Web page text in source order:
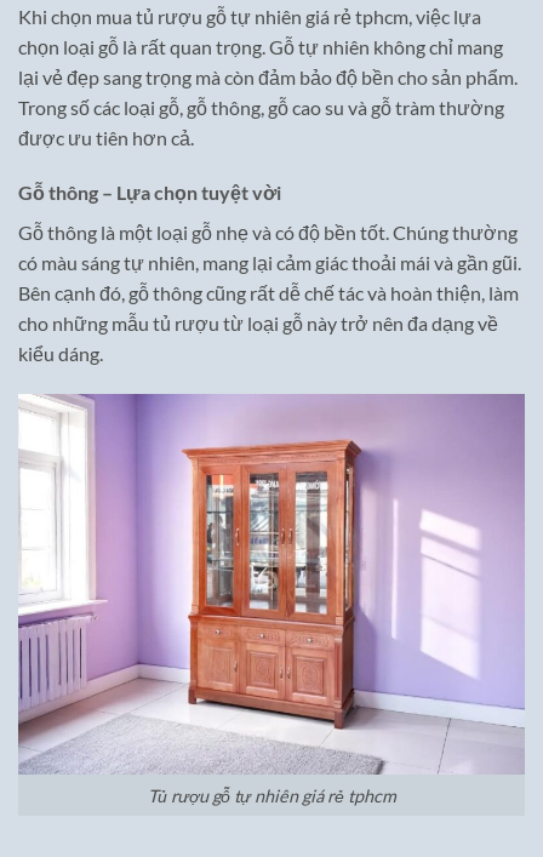
Khi chọn mua tủ rượu gỗ tự nhiên giá rẻ tphcm, việc lựa
chọn loại gỗ là rất quan trọng. Gỗ tự nhiên không chỉ mang
lại vẻ đẹp sang trọng mà còn đảm bảo độ bền cho sản phẩm.
Trong số các loại gỗ, gỗ thông, gỗ cao su và gỗ tràm thường
được ưu tiên hơn cả.
Gỗ thông – Lựa chọn tuyệt vời
Gỗ thông là một loại gỗ nhẹ và có độ bền tốt. Chúng thường
có màu sáng tự nhiên, mang lại cảm giác thoải mái và gần gũi.
Bên cạnh đó, gỗ thông cũng rất dễ chế tác và hoàn thiện, làm
cho những mẫu tủ rượu từ loại gỗ này trở nên đa dạng về
kiểu dáng.
Tủ rượu gỗ tự nhiên giá rẻ tphcm